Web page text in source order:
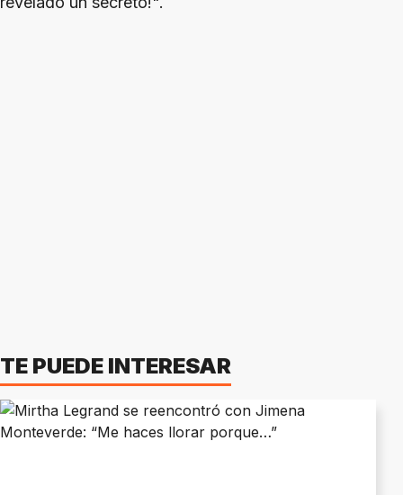
TE PUEDE INTERESAR